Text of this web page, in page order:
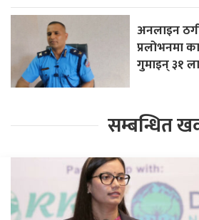
अनलाइन
प्रलोभनमा
गुमाइन् ३१
सम्बन्धित